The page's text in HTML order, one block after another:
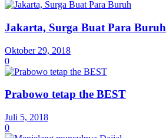
Jakarta, Surga Buat Para Buruh
Oktober 29, 2018
0
Prabowo tetap the BEST
Juli 5, 2018
0